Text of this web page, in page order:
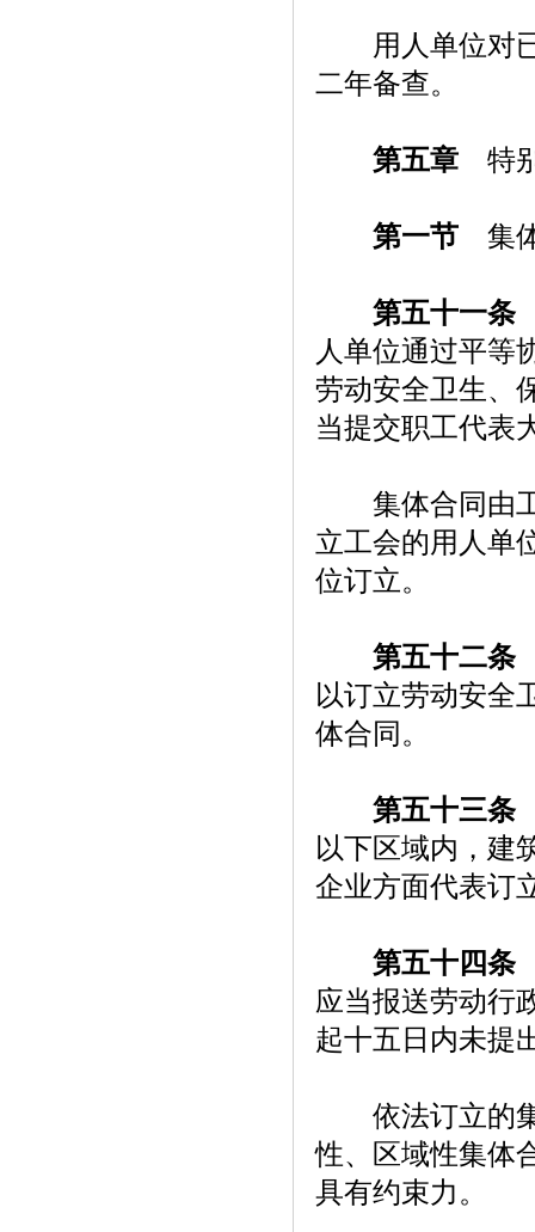
用人单位对已
二年备查。
第五章 特
第一节 集
第五十一条
人单位通过平等
劳动安全卫生、
当提交职工代表
集体合同由工
立工会的用人单
位订立。
第五十二条
以订立劳动安全
体合同。
第五十三条
以下区域内，建
企业方面代表订
第五十四条
应当报送劳动行
起十五日内未提
依法订立的集
性、区域性集体
具有约束力。